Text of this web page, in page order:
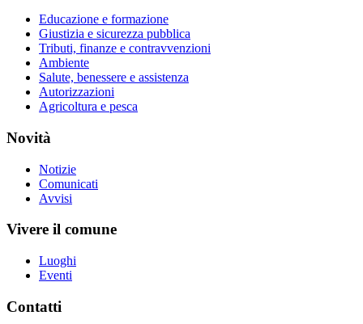
Educazione e formazione
Giustizia e sicurezza pubblica
Tributi, finanze e contravvenzioni
Ambiente
Salute, benessere e assistenza
Autorizzazioni
Agricoltura e pesca
Novità
Notizie
Comunicati
Avvisi
Vivere il comune
Luoghi
Eventi
Contatti